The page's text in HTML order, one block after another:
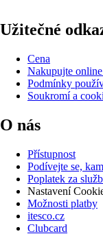
Užitečné
Cena
Nakupujte
Podmínky
Soukromí a
O nás
Přístupnost
Podívejte se,
Poplatek za
Nastavení
Možnosti platby
itesco.cz
Clubcard